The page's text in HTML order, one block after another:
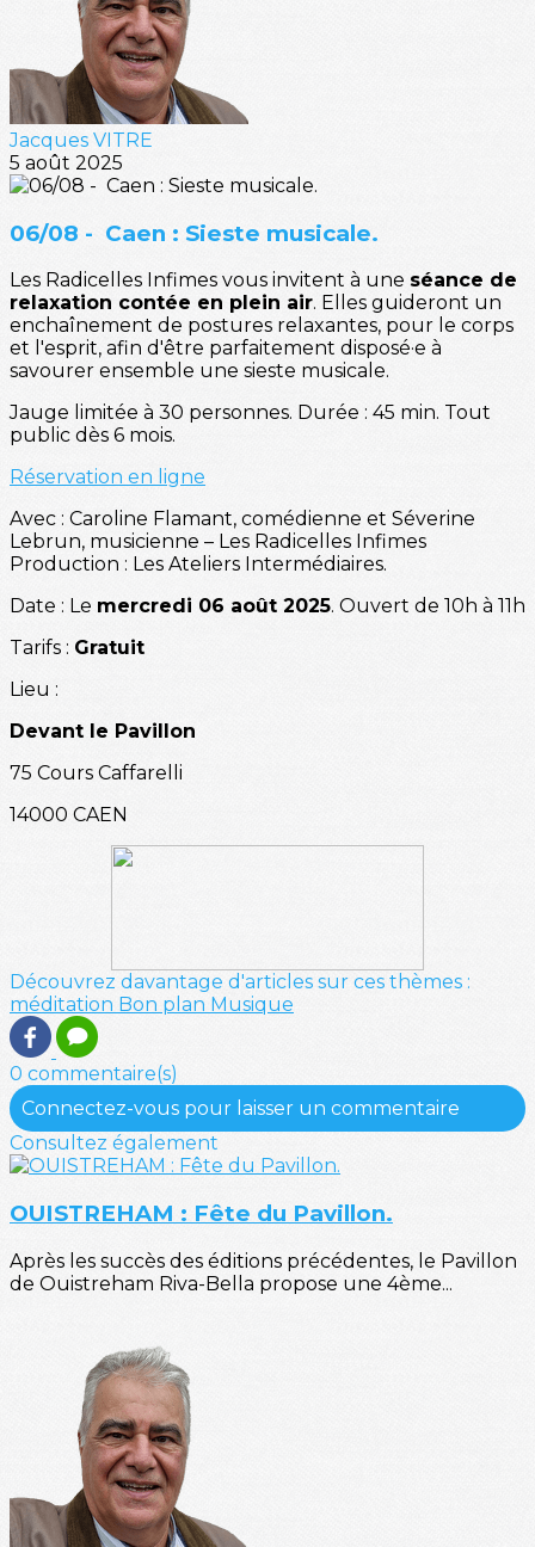
Jacques VITRE
5 août 2025
06/08 - Caen : Sieste musicale.
Les Radicelles Infimes vous invitent à une séance de
relaxation contée en plein air. Elles guideront un
enchaînement de postures relaxantes, pour le corps
et l'esprit, afin d'être parfaitement disposé·e à
savourer ensemble une sieste musicale.
Jauge limitée à 30 personnes. Durée : 45 min. Tout
public dès 6 mois.
Réservation en ligne
Avec : Caroline Flamant, comédienne et Séverine
Lebrun, musicienne – Les Radicelles Infimes
Production : Les Ateliers Intermédiaires.
Date : Le mercredi 06 août 2025. Ouvert de 10h à 11h
Tarifs : Gratuit
Lieu :
Devant le Pavillon
75 Cours Caffarelli
14000 CAEN
Découvrez davantage d'articles sur ces thèmes :
méditation Bon plan Musique
0 commentaire(s)
Connectez-vous pour laisser un commentaire
Consultez également
OUISTREHAM : Fête du Pavillon.
Après les succès des éditions précédentes, le Pavillon
de Ouistreham Riva-Bella propose une 4ème...